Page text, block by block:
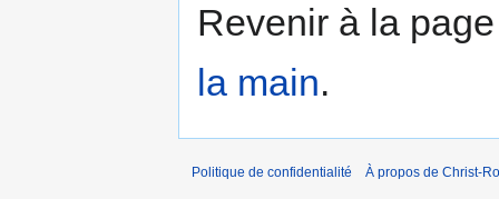
Revenir à la
la main.
Politique de confidentialité À propos de Christ-